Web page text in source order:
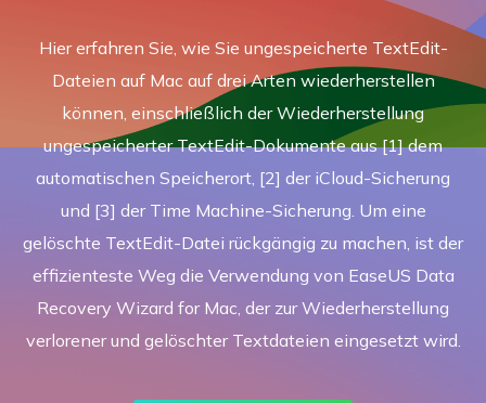
Hier erfahren Sie, wie Sie ungespeicherte TextEdit-
Dateien auf Mac auf drei Arten wiederherstellen
können, einschließlich der Wiederherstellung
ungespeicherter TextEdit-Dokumente aus [1] dem
automatischen Speicherort, [2] der iCloud-Sicherung
und [3] der Time Machine-Sicherung. Um eine
gelöschte TextEdit-Datei rückgängig zu machen, ist der
effizienteste Weg die Verwendung von EaseUS Data
Recovery Wizard for Mac, der zur Wiederherstellung
verlorener und gelöschter Textdateien eingesetzt wird.